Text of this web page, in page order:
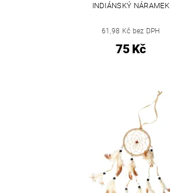
INDIÁNSKÝ NÁRAMEK
61,98 Kč bez DPH
75 Kč